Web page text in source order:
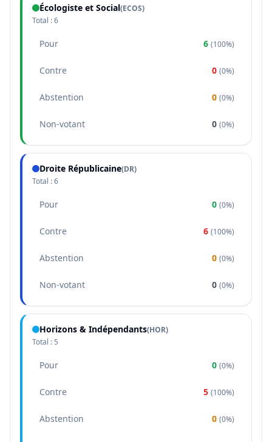
Écologiste et Social(ECOS)
Total :6
Pour 6 (100%)
Contre 0 (0%)
Abstention 0 (0%)
Non-votant 0 (0%)
Droite Républicaine(DR)
Total :6
Pour 0 (0%)
Contre 6 (100%)
Abstention 0 (0%)
Non-votant 0 (0%)
Horizons & Indépendants(HOR)
Total : 5
Pour 0 (0%)
Contre 5 (100%)
Abstention 0 (0%)